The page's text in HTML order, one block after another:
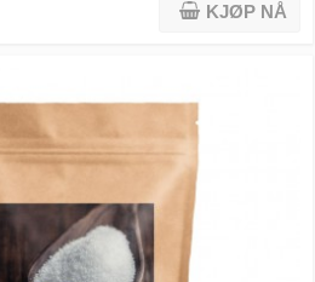
KJØP NÅ